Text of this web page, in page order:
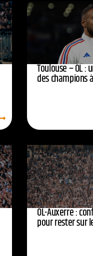
Toulouse – OL :
des champions
OL-Auxerre :
pour rester sur